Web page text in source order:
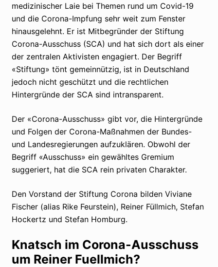
medizinischer Laie bei Themen rund um Covid-19
und die Corona-Impfung sehr weit zum Fenster
hinausgelehnt. Er ist Mitbegründer der Stiftung
Corona-Ausschuss (SCA) und hat sich dort als einer
der zentralen Aktivisten engagiert. Der Begriff
«Stiftung» tönt gemeinnützig, ist in Deutschland
jedoch nicht geschützt und die rechtlichen
Hintergründe der SCA sind intransparent.
Der «Corona-Ausschuss» gibt vor, die Hintergründe
und Folgen der Corona-Maßnahmen der Bundes-
und Landesregierungen aufzuklären. Obwohl der
Begriff «Ausschuss» ein gewähltes Gremium
suggeriert, hat die SCA rein privaten Charakter.
Den Vorstand der Stiftung Corona bilden Viviane
Fischer (alias Rike Feurstein), Reiner Füllmich, Stefan
Hockertz und Stefan Homburg.
Knatsch im Corona-Ausschuss
um Reiner Fuellmich?